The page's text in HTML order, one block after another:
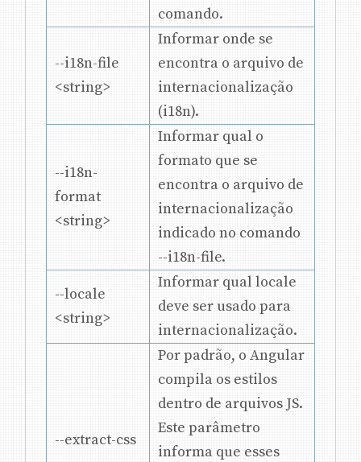
comando.
--i18n-file
<string>
Informar onde se
encontra o arquivo de
internacionalização
(i18n).
--i18n-
format
<string>
Informar qual o
formato que se
encontra o arquivo de
internacionalização
indicado no comando
--i18n-file.
--locale
<string>
Informar qual locale
deve ser usado para
internacionalização.
--extract-css
Por padrão, o Angular
compila os estilos
dentro de arquivos JS.
Este parâmetro
informa que esses